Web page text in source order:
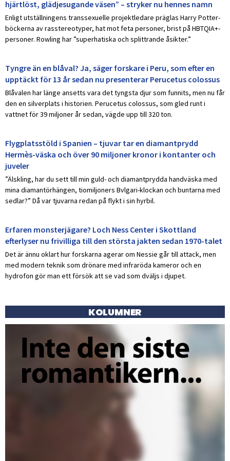
hjärtlöst, glädjesugande väsen” – stryker nu hennes namn
Enligt utställningens transsexuelle projektledare präglas Harry Potter-
böckerna av rasstereotyper, hat mot feta personer, brist på HBTQIA+-
personer. Rowling har ”superhatiska och splittrande åsikter.”
Tyngre än en blåval? Ja, säger forskare i Peru, som efter en
upptäckt för 13 år sedan nu presenterar Perucetus colossus
Blåvalen har länge ansetts vara det tyngsta djur som funnits, men nu får
den en silverplats i historien. Perucetus colossus, som gled runt i
vattnet för 39 miljoner år sedan, vägde upp till 320 ton.
Flygplatsstöld i Spanien – tjuvar tar en diamantprydd
Hermès-väska och över 90 miljoner kronor i kontanter och
juveler
”Älskling, har du sett till min guld- och diamantprydda handväska med
mina diamantörhängen, tiomiljoners Bvlgari-klockan och buntarna med
sedlar?” Då var tjuvarna redan på flykt i sin hyrbil.
Erfaren monsterjägare? Loch Ness Center i Skottland
efterlyser nu frivilliga till den största jakten sedan 1970-talet
Det är ännu oklart hur forskarna agerar om Nessie går till attack, men
med modern teknik som drönare med infraröda kameror och en
hydrofon gör man ett försök att se vad som dväljs i djupet.
KOLUMNER